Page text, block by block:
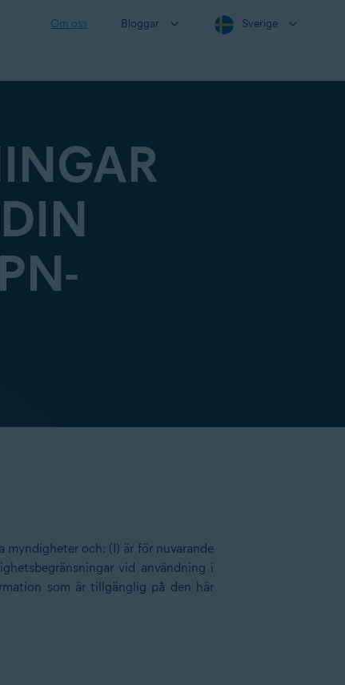
Om oss Bloggar Sverige
myndigheter och: (I) är för nuvarande
vid användning i
som är tillgänglig på den här